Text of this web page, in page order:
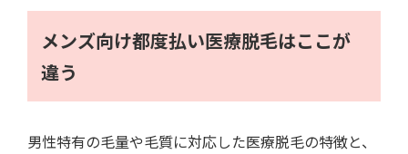
メンズ向け都度払い医療脱毛はここが
違う
男性特有の毛量や毛質に対応した医療脱毛の特徴と、